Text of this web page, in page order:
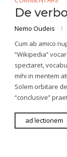
De
Nemo Oudeis
Cum ab amico
“Wikipedia”
spectaret,
mihi in mentem
Solem orbitare
“conclusive”
ad lectionem